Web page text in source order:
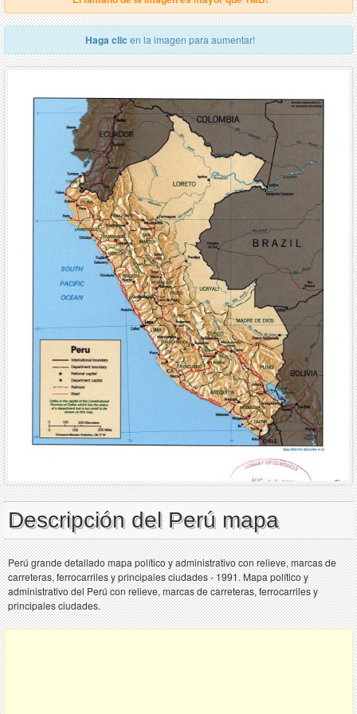
Haga clic en la imagen para aumentar!
Descripción del Perú mapa
Perú grande detallado mapa político y administrativo con relieve, marcas de
carreteras, ferrocarriles y principales ciudades - 1991. Mapa político y
administrativo del Perú con relieve, marcas de carreteras, ferrocarriles y
principales ciudades.